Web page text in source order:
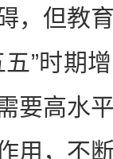
，但教
”时期
要高水
用，不